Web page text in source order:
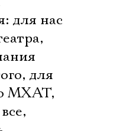
для нас
для
МХАТ,